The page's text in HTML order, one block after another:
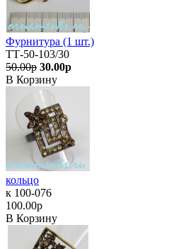
Фурнитура (1 шт.)
ТТ-50-103/30
50.00р 30.00р
В Корзину
кольцо
к 100-076
100.00р
В Корзину